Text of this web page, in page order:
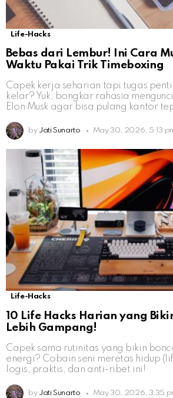
Life-Hacks
Bebas dari Lembur! Ini Cara
Waktu Pakai Trik Timeboxing
Capek kerja seharian tapi tugas
kelar? Yuk, bongkar rahasia
Elon Musk agar bisa pulang kantor
by Jati Sunarto May 30, 2026, 5:13
Life-Hacks
10 Life Hacks Harian yang
Lebih Gampang!
Capek sama rutinitas yang bikin
energi? Cobain seni meretas hidup
logis, praktis, dan anti-ribet ini!
by Jati Sunarto May 30, 2026, 3:35